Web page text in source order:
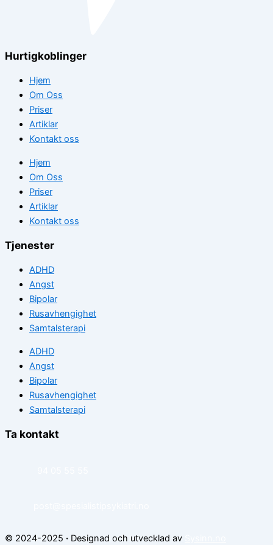
Hurtigkoblinger
Hjem
Om Oss
Priser
Artiklar
Kontakt oss
Hjem
Om Oss
Priser
Artiklar
Kontakt oss
Tjenester
ADHD
Angst
Bipolar
Rusavhengighet
Samtalsterapi
ADHD
Angst
Bipolar
Rusavhengighet
Samtalsterapi
Ta kontakt
© 2024-2025 · Designad och utvecklad av